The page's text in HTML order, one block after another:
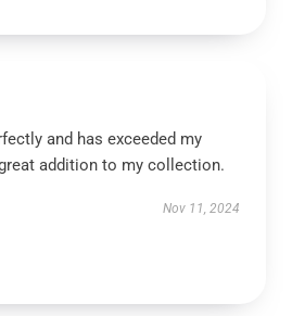
and has exceeded my
addition to my collection.
Nov 11, 2024